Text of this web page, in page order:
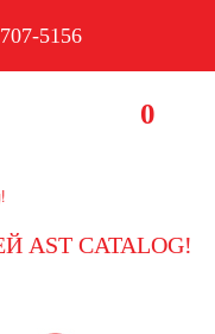
5156
0
AST CATALOG!